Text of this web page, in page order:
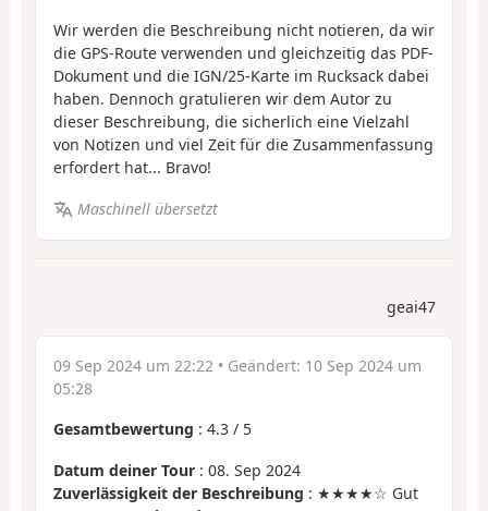
Wir werden die Beschreibung nicht notieren, da wir
die GPS-Route verwenden und gleichzeitig das PDF-
Dokument und die IGN/25-Karte im Rucksack dabei
haben. Dennoch gratulieren wir dem Autor zu
dieser Beschreibung, die sicherlich eine Vielzahl
von Notizen und viel Zeit für die Zusammenfassung
erfordert hat... Bravo!
Maschinell übersetzt
geai47
09 Sep 2024 um 22:22 • Geändert: 10 Sep 2024 um
05:28
Gesamtbewertung : 4.3 / 5
Datum deiner Tour : 08. Sep 2024
Zuverlässigkeit der Beschreibung : ★★★★☆ Gut